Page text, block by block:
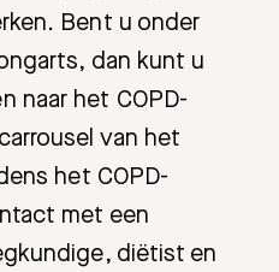
Bent u onder
dan kunt u
naar het COPD-
van het
het COPD-
met een
diëtist en